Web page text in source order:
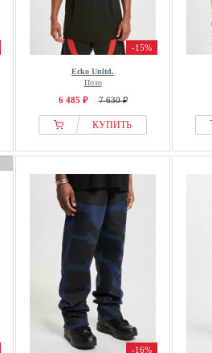
-15%
Ecko Unltd.
Поло
6 485 ₽ 7 630 ₽
КУПИТЬ
-16%